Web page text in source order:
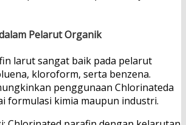
Pelarut Organik
larut sangat baik pada pelarut
kloroform, serta benzena.
penggunaan Chlorinateda
formulasi kimia maupun industri.